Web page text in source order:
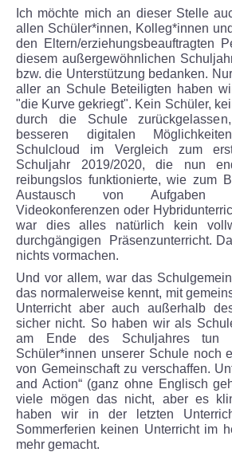
Krankmeldung
Freistellungsantrag
Anmeldung zum Schulbesuch
Anmeldung bei Schulwechsel
Anmeldung für die 1. Klasse
Merkblatt zur Erhebung
Konzeption
Termine
Unsere Partner
KONZEPT TGS
Ich möchte mich an dieser Stelle
allen Schüler*innen, Kolleg*innen
den Eltern/erziehungsbeauftragten
diesem außergewöhnlichen
bzw. die Unterstützung bedanken.
aller an Schule Beteiligten haben
"die Kurve gekriegt". Kein Schüler,
durch die Schule
besseren digitalen
Schulcloud im Vergleich zum
Schuljahr 2019/2020, die nun
reibungslos funktionierte, wie zum
Austausch von Aufgaben
Videokonferenzen oder
war dies alles natürlich kein
durchgängigen Präsenzunterricht.
nichts vormachen.
Und vor allem, war das
das normalerweise kennt, mit
Unterricht aber auch außerhalb
sicher nicht. So haben wir als
am Ende des Schuljahres tun
Schüler*innen unserer Schule noch
von Gemeinschaft zu verschaffen.
and Action“ (ganz ohne Englisch
viele mögen das nicht, aber es
haben wir in der letzten
Sommerferien keinen Unterricht im
mehr gemacht.